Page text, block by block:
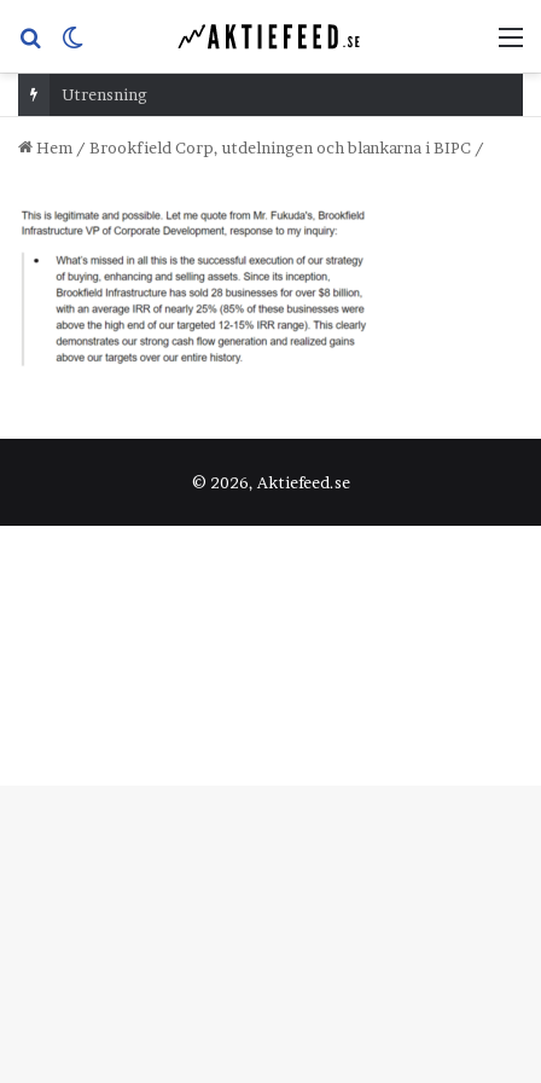
Sök
efterskin
Utrensning
Hem / Brookfield Corp, utdelningen och blankarna i BIPC /
© 2026, Aktiefeed.se